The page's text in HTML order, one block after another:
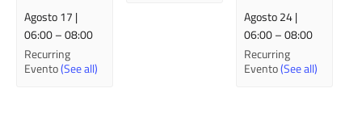
Agosto 17 |
06:00–08:00
Recurring
Evento(See all)
Agosto 24 |
06:00–08:00
Recurring
Evento(See all)